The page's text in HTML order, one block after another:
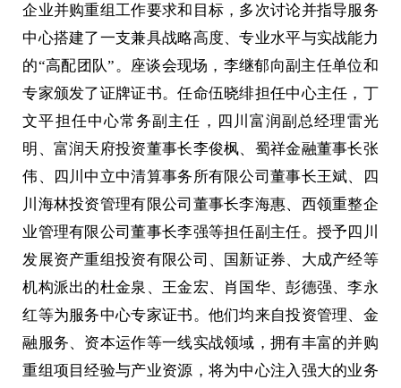
企业并购重组工作要求和目标，多次讨论并指导服务
中心搭建了一支兼具战略高度、专业水平与实战能力
的“高配团队”。座谈会现场，李继郁向副主任单位和
专家颁发了证牌证书。任命伍晓绯担任中心主任，丁
文平担任中心常务副主任，四川富润副总经理雷光
明、富润天府投资董事长李俊枫、蜀祥金融董事长张
伟、四川中立中清算事务所有限公司董事长王斌、四
川海林投资管理有限公司董事长李海惠、西领重整企
业管理有限公司董事长李强等担任副主任。授予四川
发展资产重组投资有限公司、国新证券、大成产经等
机构派出的杜金泉、王金宏、肖国华、彭德强、李永
红等为服务中心专家证书。他们均来自投资管理、金
融服务、资本运作等一线实战领域，拥有丰富的并购
重组项目经验与产业资源，将为中心注入强大的业务